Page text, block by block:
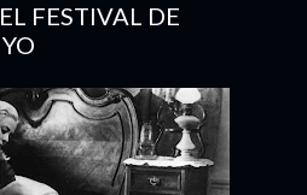
FESTIVAL DE